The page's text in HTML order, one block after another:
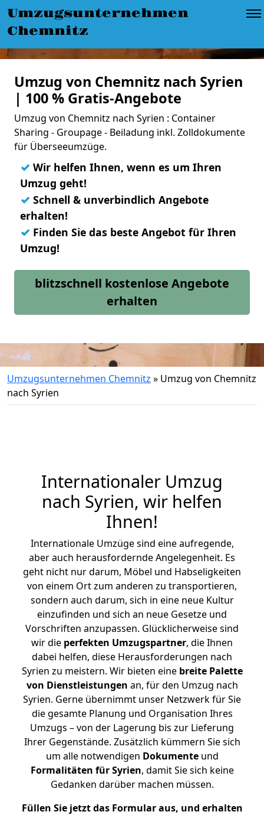
Umzugsunternehmen
Chemnitz
Umzug von Chemnitz nach Syrien
| 100 % Gratis-Angebote
Umzug von Chemnitz nach Syrien : Container
Sharing - Groupage - Beiladung inkl. Zolldokumente
für Überseeumzüge.
✓ Wir helfen Ihnen, wenn es um Ihren
Umzug geht!
✓ Schnell & unverbindlich Angebote
erhalten!
✓ Finden Sie das beste Angebot für Ihren
Umzug!
blitzschnell kostenlose Angebote
erhalten
Umzugsunternehmen Chemnitz » Umzug von Chemnitz
nach Syrien
Internationaler Umzug
nach Syrien, wir helfen
Ihnen!
Internationale Umzüge sind eine aufregende,
aber auch herausfordernde Angelegenheit. Es
geht nicht nur darum, Möbel und Habseligkeiten
von einem Ort zum anderen zu transportieren,
sondern auch darum, sich in eine neue Kultur
einzufinden und sich an neue Gesetze und
Vorschriften anzupassen. Glücklicherweise sind
wir die perfekten Umzugspartner, die Ihnen
dabei helfen, diese Herausforderungen nach
Syrien zu meistern. Wir bieten eine breite Palette
von Dienstleistungen an, für den Umzug nach
Syrien. Gerne übernimmt unser Netzwerk für Sie
die gesamte Planung und Organisation Ihres
Umzugs – von der Lagerung bis zur Lieferung
Ihrer Gegenstände. Zusätzlich kümmern Sie sich
um alle notwendigen Dokumenteund
Formalitäten für Syrien, damit Sie sich keine
Gedanken darüber machen müssen.
Füllen Sie jetzt das Formular aus, und erhalten